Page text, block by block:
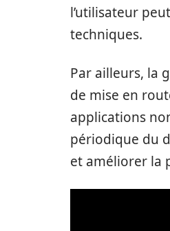
l’utilisateur
techniques.
Par ailleurs, la
de mise en
applications
périodique du
et améliorer la